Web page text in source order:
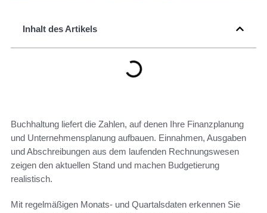
Inhalt des Artikels
Buchhaltung liefert die Zahlen, auf denen Ihre Finanzplanung
und Unternehmensplanung aufbauen. Einnahmen, Ausgaben
und Abschreibungen aus dem laufenden Rechnungswesen
zeigen den aktuellen Stand und machen Budgetierung
realistisch.
Mit regelmäßigen Monats- und Quartalsdaten erkennen Sie